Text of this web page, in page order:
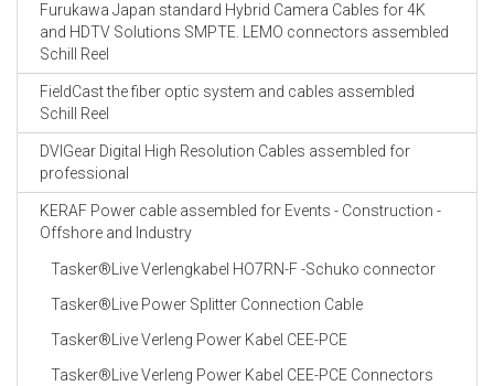
Furukawa Japan standard Hybrid Camera Cables for 4K
and HDTV Solutions SMPTE. LEMO connectors assembled
Schill Reel
FieldCast the fiber optic system and cables assembled
Schill Reel
DVIGear Digital High Resolution Cables assembled for
professional
KERAF Power cable assembled for Events - Construction -
Offshore and Industry
Tasker®Live Verlengkabel HO7RN-F -Schuko connector
Tasker®Live Power Splitter Connection Cable
Tasker®Live Verleng Power Kabel CEE-PCE
Tasker®Live Verleng Power Kabel CEE-PCE Connectors